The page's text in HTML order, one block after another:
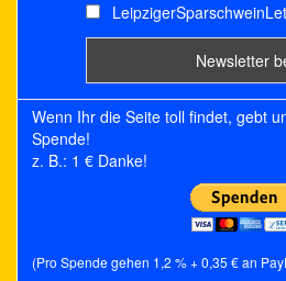
Wenn Ihr die Seite toll findet, gebt
Spende!
z. B.: 1 € Danke!
(Pro Spende gehen 1,2 % + 0,35 € an